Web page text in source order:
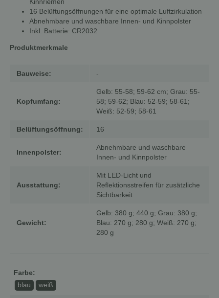
16 Belüftungsöffnungen für eine optimale Luftzirkulation
Abnehmbare und waschbare Innen- und Kinnpolster
Inkl. Batterie: CR2032
Produktmerkmale
Bauweise: -
Kopfumfang:
Gelb: 55-58; 59-62 cm; Grau: 55-
58; 59-62; Blau: 52-59; 58-61;
Weiß: 52-59; 58-61
Belüftungsöffnung: 16
Innenpolster:
Abnehmbare und waschbare
Innen- und Kinnpolster
Ausstattung:
Mit LED-Licht und
Reflektionsstreifen für zusätzliche
Sichtbarkeit
Gewicht:
Gelb: 380 g; 440 g; Grau: 380 g;
Blau: 270 g; 280 g; Weiß: 270 g;
280 g
Farbe:
blau weiß